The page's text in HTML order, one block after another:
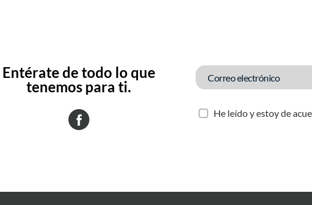
Entérate de todo lo que
tenemos para ti.
He leído y estoy de